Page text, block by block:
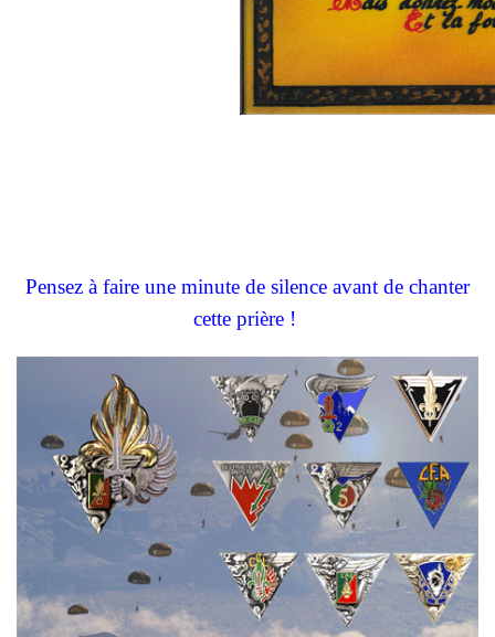
Pensez à faire une minute de silence avant de chanter
cette prière !